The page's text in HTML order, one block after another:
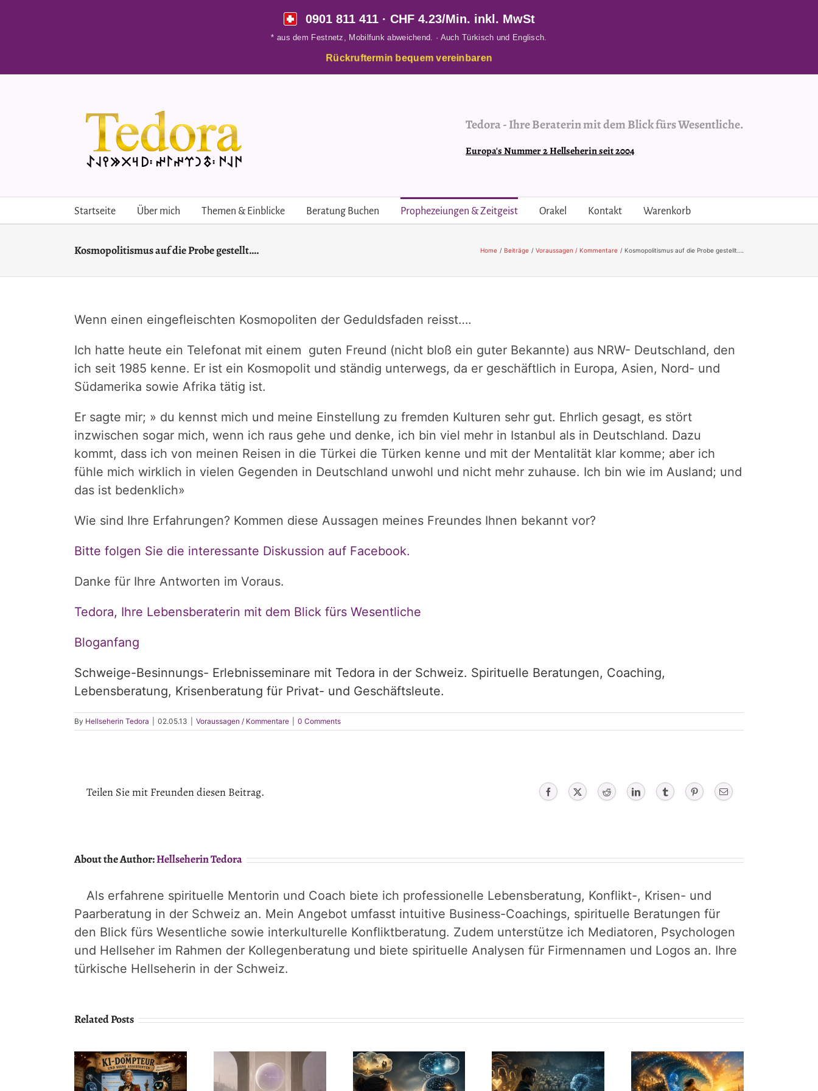
0901 811 411· CHF 4.23/Min. inkl. MwSt
* aus dem Festnetz, Mobilfunk abweichend. · Auch Türkisch und Englisch.
Rückruftermin bequem vereinbaren
Tedora-Ihre Beraterin mit dem Blick fürs Wesentliche.
Europa's Nummer 2 Hellseherin seit 2004
Startseite Über mich Themen & Einblicke Beratung Buchen Prophezeiungen & Zeitgeist Orakel Kontakt Warenkorb
Kosmopolitismus auf die Probe gestellt…. Home Beiträge Voraussagen / Kommentare Kosmopolitismus auf die Probe gestellt….
Wenn einen eingefleischten Kosmopoliten der Geduldsfaden reisst….
Ich hatte heute ein Telefonat mit einem guten Freund (nicht bloß ein guter Bekannte) aus NRW- Deutschland, den
ich seit 1985 kenne. Er ist ein Kosmopolit und ständig unterwegs, da er geschäftlich in Europa, Asien, Nord- und
Südamerika sowie Afrika tätig ist.
Er sagte mir; » du kennst mich und meine Einstellung zu fremden Kulturen sehr gut. Ehrlich gesagt, es stört
inzwischen sogar mich, wenn ich raus gehe und denke, ich bin viel mehr in Istanbul als in Deutschland. Dazu
kommt, dass ich von meinen Reisen in die Türkei die Türken kenne und mit der Mentalität klar komme; aber ich
fühle mich wirklich in vielen Gegenden in Deutschland unwohl und nicht mehr zuhause. Ich bin wie im Ausland; und
das ist bedenklich»
Wie sind Ihre Erfahrungen? Kommen diese Aussagen meines Freundes Ihnen bekannt vor?
Bitte folgen Sie die interessante Diskussion auf Facebook.
Danke für Ihre Antworten im Voraus.
Tedora, Ihre Lebensberaterin mit dem Blick fürs Wesentliche
Bloganfang
Schweige-Besinnungs- Erlebnisseminare mit Tedora in der Schweiz. Spirituelle Beratungen, Coaching,
Lebensberatung, Krisenberatung für Privat- und Geschäftsleute.
By Hellseherin Tedora 02.05.13 Voraussagen / Kommentare 0 Comments
Teilen Sie mit Freunden diesen Beitrag. Facebook X Reddit LinkedIn Tumblr PinterestEmail
About the Author:Hellseherin Tedora
Als erfahrene spirituelle Mentorin und Coach biete ich professionelle Lebensberatung, Konflikt-, Krisen- und
Paarberatung in der Schweiz an. Mein Angebot umfasst intuitive Business-Coachings, spirituelle Beratungen für
den Blick fürs Wesentliche sowie interkulturelle Konfliktberatung. Zudem unterstütze ich Mediatoren, Psychologen
und Hellseher im Rahmen der Kollegenberatung und biete spirituelle Analysen für Firmennamen und Logos an. Ihre
türkische Hellseherin in der Schweiz.
Related Posts